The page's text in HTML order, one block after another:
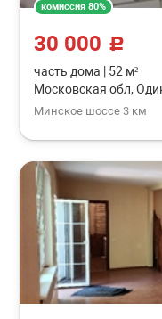
комиссия 80%
30 000 c
часть дома
52 м²
Московская обл,
Минское шоссе 3 км